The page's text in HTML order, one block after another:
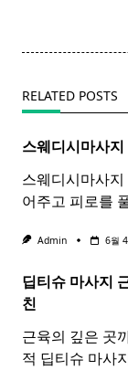
text">Page</
RELATED POSTS
스웨디시마사
스웨디시마사
어주고 피로를
Admin 6월
딥티슈 마사지
친
근육의 깊은 곳
적 딥티슈 마사